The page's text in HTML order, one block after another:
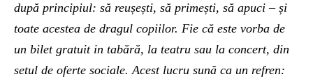
după principiul: să reușești, să primești, să apuci – și
toate acestea de dragul copiilor. Fie că este vorba de
un bilet gratuit in tabără, la teatru sau la concert, din
setul de oferte sociale. Acest lucru sună ca un refren: